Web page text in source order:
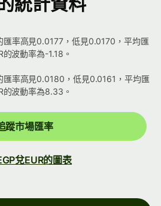
統計資料
匯率高見0.0177，低見0.0170，平均匯
波動率為-1.18。
匯率高見0.0180，低見0.0161，平均匯
的波動率為8.33。
蹤市場匯率
兌EUR的圖表